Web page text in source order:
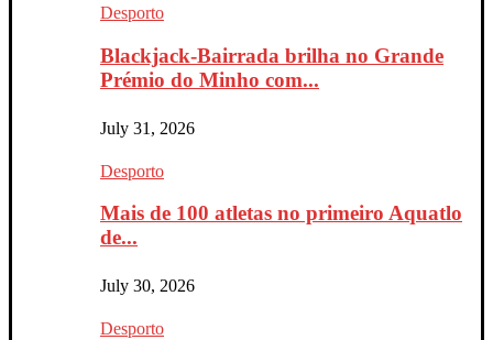
Desporto
Blackjack-Bairrada brilha no Grande
Prémio do Minho com...
July 31, 2026
Desporto
Mais de 100 atletas no primeiro Aquatlo
de...
July 30, 2026
Desporto